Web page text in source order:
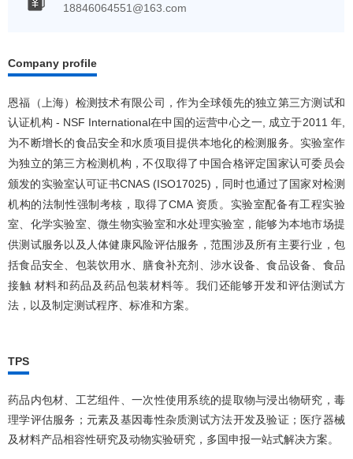
18846064551@163.com
Company profile
恩福（上海）检测技术有限公司，作为全球领先的独立第三方测试和
认证机构 - NSF International在中国的运营中心之一, 成立于2011 年,
为不断增长的食品安全和水质项目提供本地化的检测服务。实验室作
为独立的第三方检测机构，不仅取得了中国合格评定国家认可委员会
颁发的实验室认可证书CNAS (ISO17025)，同时也通过了国家对检测
机构的法制性强制考核，取得了CMA 资质。实验室配备有工程实验
室、化学实验室、微生物实验室和水处理实验室，能够为本地市场提
供测试服务以及人体健康风险评估服务，范围涉及所有主要行业，包
括食品安全、包装饮用水、膳食补充剂、涉水设备、食品设备、食品
接触 材料和药品及药品包装材料等。我们还能够开发和评估测试方
法，以及制定测试程序、标准和方案。
TPS
药品内包材、工艺组件、一次性使用系统的提取物与浸出物研究，毒
理学评估服务；元素及基因毒性杂质测试方法开发及验证；医疗器械
及材料产品相容性研究及动物实验研究，多国申报一站式解决方案。